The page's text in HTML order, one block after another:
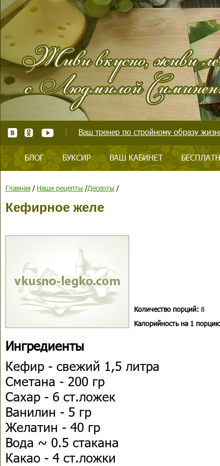
Ваш тренер по стройному образу
БЛОГ БУКСИР ВАШ КАБИНЕТ
Главная / Наши рецепты /Десерты /
Кефирное желе
Количество порций: 8
Kалорийность на 1
Ингредиенты
Кефир - свежий 1,5 литра
Сметана - 200 гр
Сахар - 6 ст.ложек
Ванилин - 5 гр
Желатин - 40 гр
Вода ~ 0.5 стакана
Какао - 4 ст.ложки